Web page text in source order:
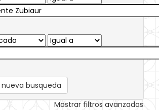
busqueda
Mostrar filtros avanzados